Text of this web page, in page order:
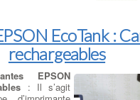
EcoTank :
rechargeables
EPSON
: Il s’agit